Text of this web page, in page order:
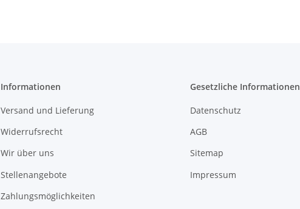
Informationen
Versand und Lieferung
Widerrufsrecht
Wir über uns
Stellenangebote
Zahlungsmöglichkeiten
Gesetzliche Informationen
Datenschutz
AGB
Sitemap
Impressum